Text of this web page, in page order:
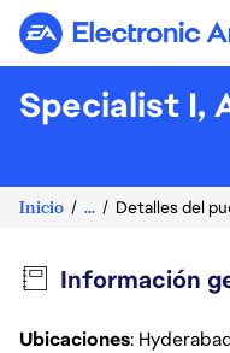
Electronic
Specialist I,
Inicio ... Detalles del
Información
Ubicaciones: